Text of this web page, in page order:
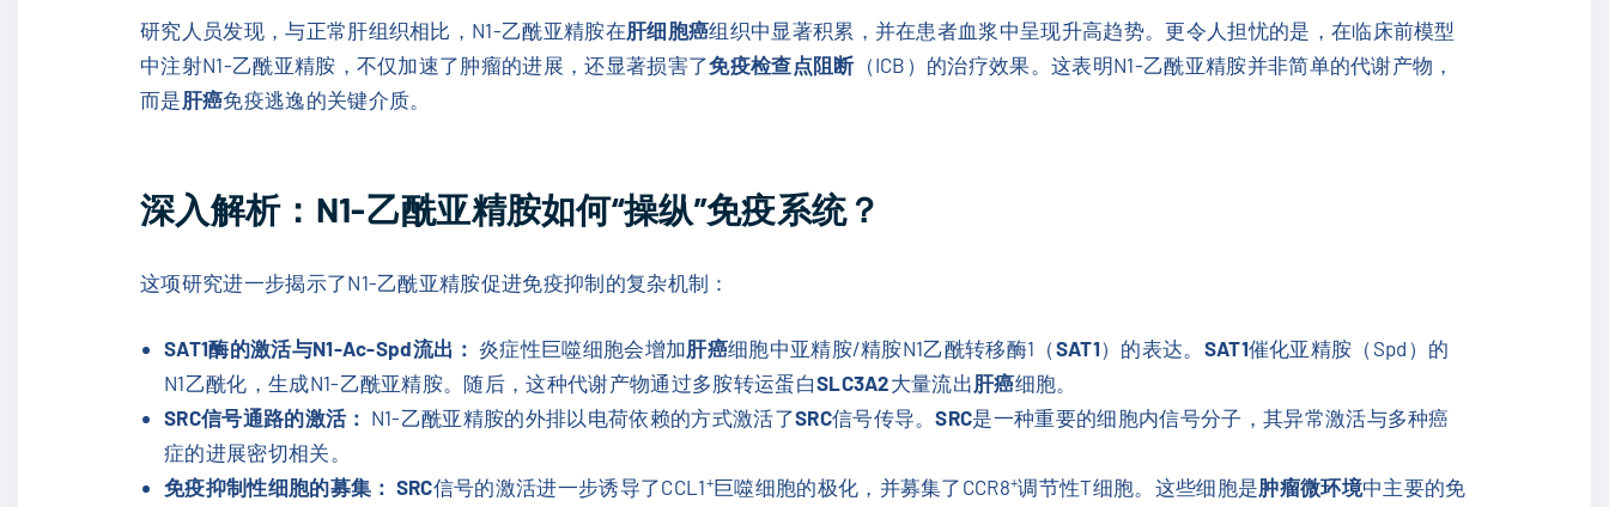
研究人员发现，与正常肝组织相比，N1-乙酰亚精胺在肝细胞癌组织中显著积累，并在患者血浆中呈现升高趋势。更令人担忧的是，在临床前模型
中注射N1-乙酰亚精胺，不仅加速了肿瘤的进展，还显著损害了免疫检查点阻断（ICB）的治疗效果。这表明N1-乙酰亚精胺并非简单的代谢产物，
而是 肝癌免疫逃逸的关键介质。
深入解析：N1-乙酰亚精胺如何“操纵”免疫系统？
这项研究进一步揭示了N1-乙酰亚精胺促进免疫抑制的复杂机制：
SAT1酶的激活与N1-Ac-Spd流出： 炎症性巨噬细胞会增加肝癌细胞中亚精胺/精胺N1乙酰转移酶1（SAT1）的表达。 SAT1催化亚精胺（Spd）的
N1乙酰化，生成N1-乙酰亚精胺。随后，这种代谢产物通过多胺转运蛋白SLC3A2大量流出 肝癌细胞。
SRC信号通路的激活： N1-乙酰亚精胺的外排以电荷依赖的方式激活了SRC信号传导。SRC是一种重要的细胞内信号分子，其异常激活与多种癌
症的进展密切相关。
免疫抑制性细胞的募集： SRC信号的激活进一步诱导了CCL1+巨噬细胞的极化，并募集了CCR8+调节性T细胞。这些细胞是肿瘤微环境中主要的免